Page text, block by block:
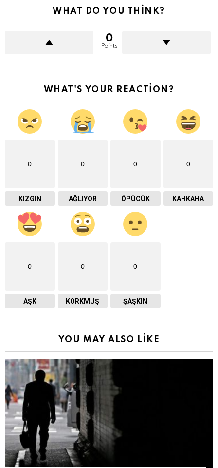
WHAT DO YOU THINK?
0
Points
WHAT'S YOUR REACTION?
0
KIZGIN
0
AĞLIYOR
0
ÖPÜCÜK
0
KAHKAHA
0
AŞK
0
KORKMUŞ
0
ŞAŞKIN
YOU MAY ALSO LIKE